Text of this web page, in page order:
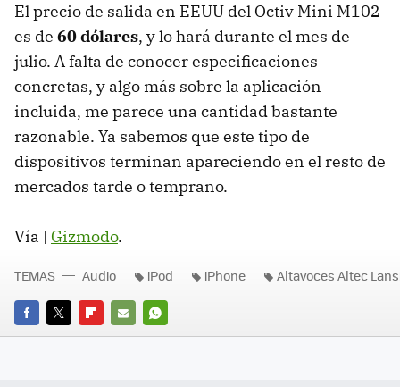
El precio de salida en EEUU del Octiv Mini M102
es de 60 dólares, y lo hará durante el mes de
julio. A falta de conocer especificaciones
concretas, y algo más sobre la aplicación
incluida, me parece una cantidad bastante
razonable. Ya sabemos que este tipo de
dispositivos terminan apareciendo en el resto de
mercados tarde o temprano.
Vía | Gizmodo.
FACEBOOK
TWITTERFLIPBOARD
E-
WHATSAPP
TEMAS Audio iPod iPhone Altavoces Altec